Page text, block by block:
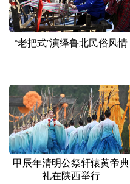
“老把式”演绎鲁北民俗风情
甲辰年清明公祭轩辕黄帝典
礼在陕西举行